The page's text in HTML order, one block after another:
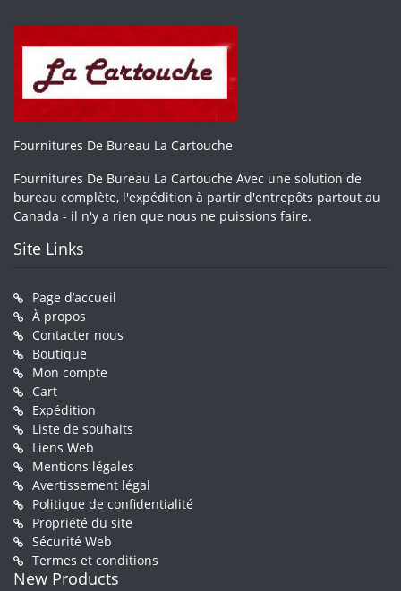
Fournitures De Bureau La Cartouche
Fournitures De Bureau La Cartouche Avec une solution de
bureau complète, l'expédition à partir d'entrepôts partout au
Canada - il n'y a rien que nous ne puissions faire.
Site Links
Page d’accueil
À propos
Contacter nous
Boutique
Mon compte
Cart
Expédition
Liste de souhaits
Liens Web
Mentions légales
Avertissement légal
Politique de confidentialité
Propriété du site
Sécurité Web
Termes et conditions
New Products